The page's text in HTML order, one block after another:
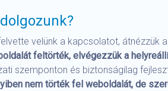
velünk a kapcsolatot, átnézzük
feltörték, elvégezzük a
szemponton és biztonságilag
nem törték fel weboldalát, de